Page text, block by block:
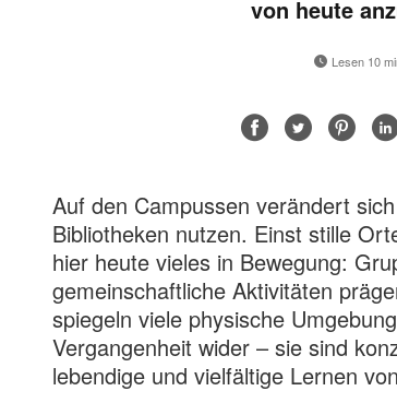
von heute
Lesen 10
AufAufAuf
Auf den Campussen verändert
Bibliotheken nutzen. Einst stille
hier heute vieles in Bewegung:
gemeinschaftliche Aktivitäten
spiegeln viele physische
Vergangenheit wider – sie sind
lebendige und vielfältige Lernen